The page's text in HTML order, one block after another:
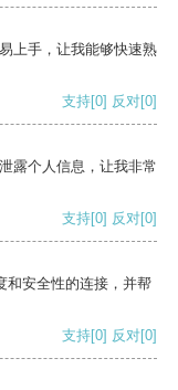
上手，让我能够快速熟
支持[0] 反对[0]
露个人信息，让我非常
支持[0] 反对[0]
和安全性的连接，并帮
支持[0] 反对[0]